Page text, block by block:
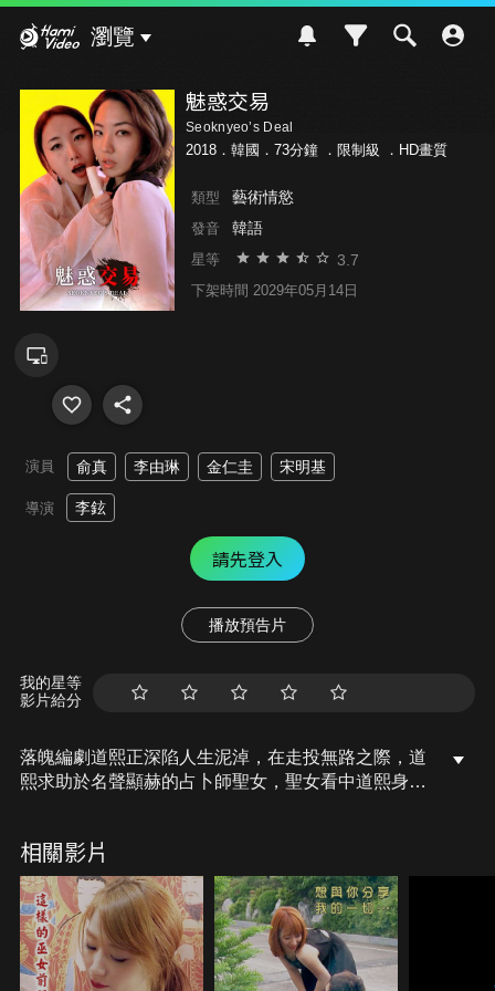
瀏覽
魅惑交易
Seoknyeo’s Deal
2018．韓國．73分鐘 ． 限制級 ．HD畫質
類型 藝術情慾
發音 韓語
星等 3.7
下架時間 2029年05月14日
演員 俞真 李由琳 金仁圭 宋明基
導演 李鉉
請先登入
播放預告片
我的星等
影片給分
落魄編劇道熙正深陷人生泥淖，在走投無路之際，道
熙求助於名聲顯赫的占卜師聖女，聖女看中道熙身上
消失，為了重獲平靜，半信半疑的道熙決定拋下理
智，展開一場荒誕卻誘人的誘惑計畫。
相關影片